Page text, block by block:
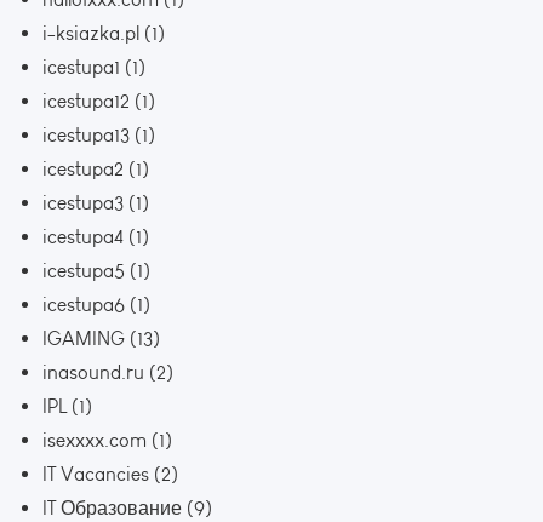
i-ksiazka.pl (1)
icestupa1 (1)
icestupa12 (1)
icestupa13 (1)
icestupa2 (1)
icestupa3 (1)
icestupa4 (1)
icestupa5 (1)
icestupa6 (1)
IGAMING (13)
inasound.ru (2)
IPL(1)
isexxxx.com (1)
IT Vacancies (2)
IT Образование (9)